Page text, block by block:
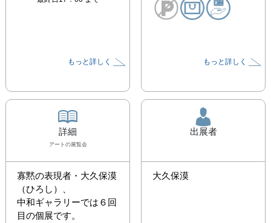
もっと詳しく もっと詳しく
詳細
アート の展覧会
寡黙の表現者・大久保漠
（ひろし）、
中和ギャラリーでは６回
目の個展です。
出展者
大久保漠